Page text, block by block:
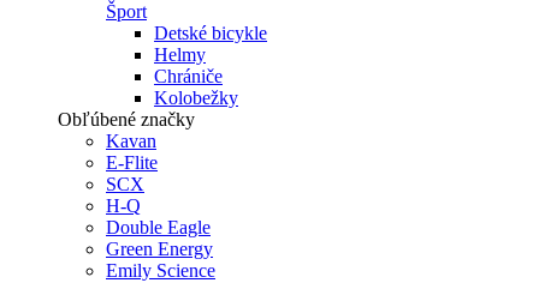
Šport
Detské bicykle
Helmy
Chrániče
Kolobežky
Obľúbené značky
Kavan
E-Flite
SCX
H-Q
Double Eagle
Green Energy
Emily Science